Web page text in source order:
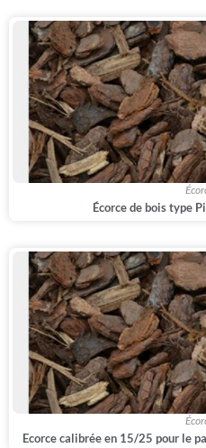
Écorce de bois type
Ecorce calibrée en 15/25 pour le